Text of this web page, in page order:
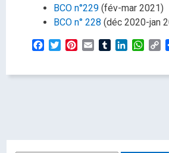
BCO n°229 (fév-mar 2021)
BCO n° 228 (déc 2020-jan
Facebook
TwitterPinterest
Email TumblrLinkedIn